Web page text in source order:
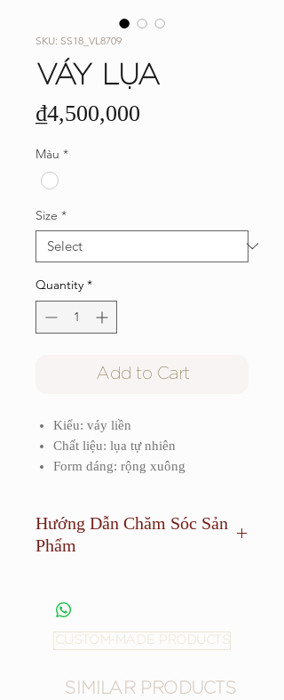
SKU: SS18_VL8709
VÁY LỤA
₫4,500,000
Màu *
Size *
Quantity *
Add to Cart
Kiểu: váy liền
Chất liệu: lụa tự nhiên
Form dáng: rộng xuông
Hướng Dẫn Chăm Sóc Sản
Phẩm
phơi dưới ánh sáng quá mạnh.
CUSTOM-MADE PRODUCTS
SIMILAR PRODUCTS